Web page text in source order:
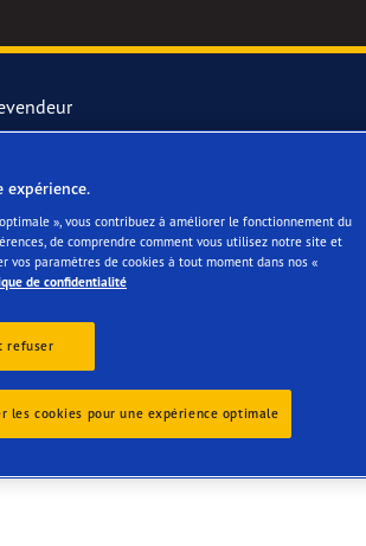
expérience.
», vous contribuez à améliorer le fonctionnement du
de comprendre comment vous utilisez notre site et
vos paramètres de cookies à tout moment dans nos «
de confidentialité
refuser
les cookies pour une expérience optimale